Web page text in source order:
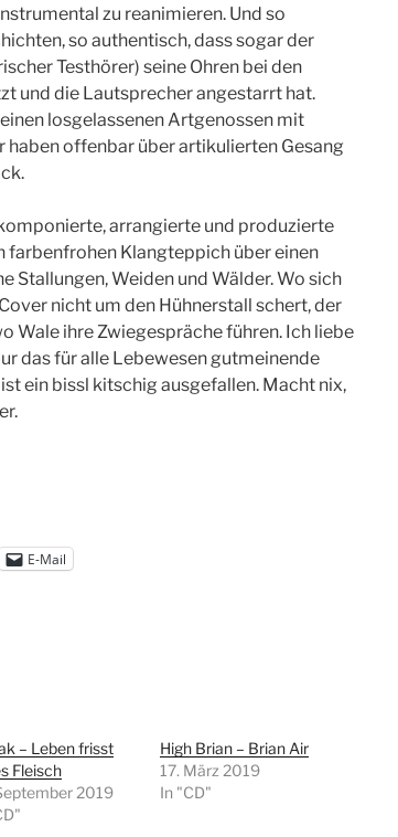
zu reanimieren. Und so
so authentisch, dass sogar der
Testhörer) seine Ohren bei den
und die Lautsprecher angestarrt hat.
losgelassenen Artgenossen mit
offenbar über artikulierten Gesang
arrangierte und produzierte
farbenfrohen Klangteppich über einen
Stallungen, Weiden und Wälder. Wo sich
nicht um den Hühnerstall schert, der
Wale ihre Zwiegespräche führen. Ich liebe
das für alle Lebewesen gutmeinende
ein bissl kitschig ausgefallen. Macht nix,
E-Mail
– Leben frisst
Fleisch
2019
High Brian – Brian Air
17. März 2019
In "CD"